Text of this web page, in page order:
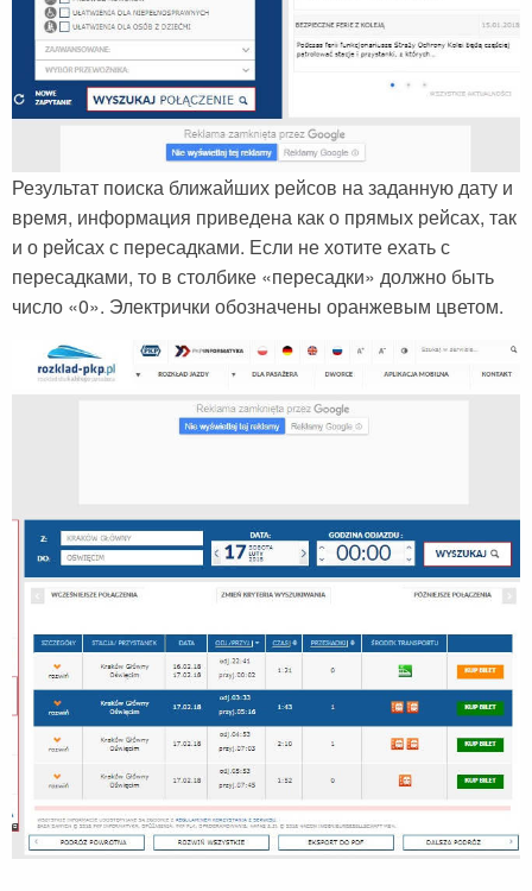
Результат поиска ближайших рейсов на заданную дату и
время, информация приведена как о прямых рейсах, так
и о рейсах с пересадками. Если не хотите ехать с
пересадками, то в столбике «пересадки» должно быть
число «0». Электрички обозначены оранжевым цветом.